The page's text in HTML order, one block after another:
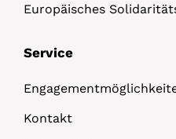
Europäisches
Service
Kontakt